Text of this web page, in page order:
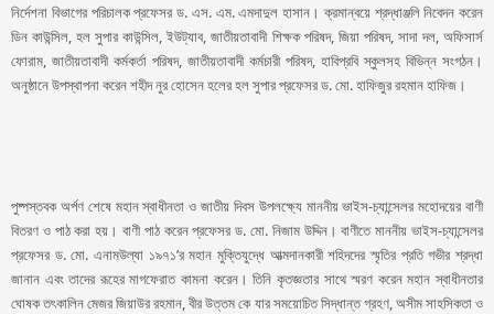
নির্দেশনা বিভাগের পরিচালক প্রফেসর ড. এস. এম. এমদাদুল হাসান। ক্রমান্বয়ে শ্রদ্ধাঞ্জলি নিবেদন করেন
ডিন কাউন্সিল, হল সুপার কাউন্সিল, ইউট্যাব, জাতীয়তাবাদী শিক্ষক পরিষদ, জিয়া পরিষদ, সাদা দল, অফিসার্স
ফোরাম, জাতীয়তাবাদী কর্মকর্তা পরিষদ, জাতীয়তাবাদী কর্মচারী পরিষদ, হাবিপ্রবি স্কুলসহ বিভিন্ন সংগঠন।
অনুষ্ঠানে উপস্থাপনা করেন শহীদ নুর হোসেন হলের হল সুপার প্রফেসর ড. মো. হাফিজুর রহমান হাফিজ।
পুষ্পস্তবক অর্পণ শেষে মহান স্বাধীনতা ও জাতীয় দিবস উপলক্ষ্যে মাননীয় ভাইস-চ্যান্সেলর মহোদয়ের বাণী
বিতরণ ও পাঠ করা হয়। বাণী পাঠ করেন প্রফেসর ড. মো. নিজাম উদ্দিন। বাণীতে মাননীয় ভাইস-চ্যান্সেলর
প্রফেসর ড. মো. এনামউল্যা ১৯৭১’র মহান মুক্তিযুদ্ধে আত্মদানকারী শহিদদের স্মৃতির প্রতি গভীর শ্রদ্ধা
জানান এবং তাদের রূহের মাগফেরাত কামনা করেন। তিনি কৃতজ্ঞতার সাথে স্মরণ করেন মহান স্বাধীনতার
ঘোষক তৎকালিন মেজর জিয়াউর রহমান, বীর উত্তম কে যার সময়োচিত সিদ্ধান্ত গ্রহণ, অসীম সাহসিকতা ও